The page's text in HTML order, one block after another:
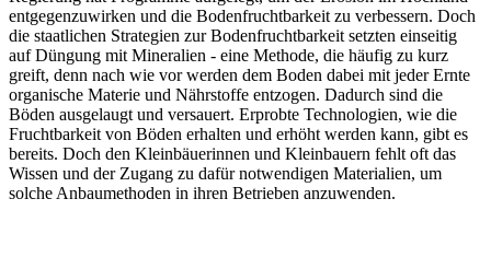
entgegenzuwirken und die Bodenfruchtbarkeit zu verbessern. Doch
die staatlichen Strategien zur Bodenfruchtbarkeit setzten einseitig
auf Düngung mit Mineralien - eine Methode, die häufig zu kurz
greift, denn nach wie vor werden dem Boden dabei mit jeder Ernte
organische Materie und Nährstoffe entzogen. Dadurch sind die
Böden ausgelaugt und versauert. Erprobte Technologien, wie die
Fruchtbarkeit von Böden erhalten und erhöht werden kann, gibt es
bereits. Doch den Kleinbäuerinnen und Kleinbauern fehlt oft das
Wissen und der Zugang zu dafür notwendigen Materialien, um
solche Anbaumethoden in ihren Betrieben anzuwenden.